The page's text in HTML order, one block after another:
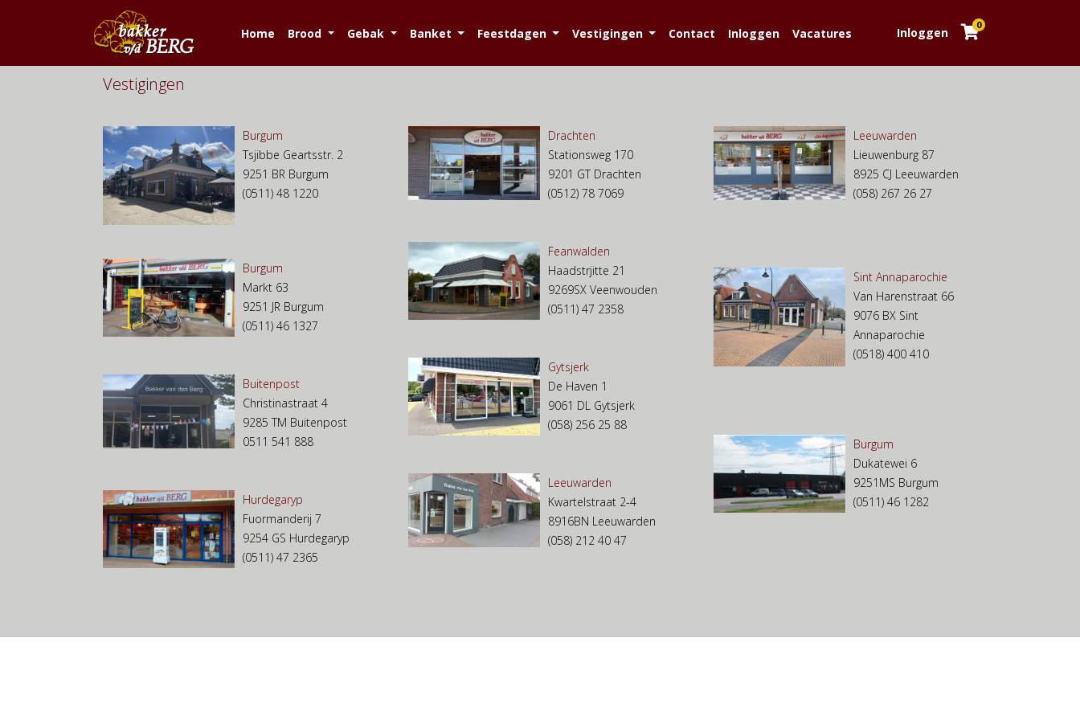
Home Brood Gebak Banket Feestdagen Vestigingen Contact Inloggen Vacatures Inloggen
0
Vestigingen
Burgum
Tsjibbe Geartsstr. 2
9251 BR Burgum
(0511) 48 1220
Burgum
Markt 63
9251 JR Burgum
(0511) 46 1327
Buitenpost
Christinastraat 4
9285 TM Buitenpost
0511 541 888
Hurdegaryp
Fuormanderij 7
9254 GS Hurdegaryp
(0511) 47 2365
Drachten
Stationsweg 170
9201 GT Drachten
(0512) 78 7069
Feanwalden
Haadstrjitte 21
9269SX Veenwouden
(0511) 47 2358
Gytsjerk
De Haven 1
9061 DL Gytsjerk
(058) 256 25 88
Leeuwarden
Kwartelstraat 2-4
8916BN Leeuwarden
(058) 212 40 47
Leeuwarden
Lieuwenburg 87
8925 CJ Leeuwarden
(058) 267 26 27
Sint Annaparochie
Van Harenstraat 66
9076 BX Sint
Annaparochie
(0518) 400 410
Burgum
Dukatewei 6
9251MS Burgum
(0511) 46 1282